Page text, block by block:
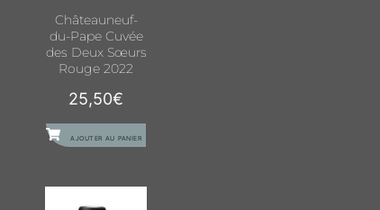
Châteauneuf-
du-Pape Cuvée
des Deux Sœurs
Rouge 2022
25,50€
AJOUTER AU PANIER